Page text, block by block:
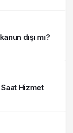
dışı mı?
Hizmet